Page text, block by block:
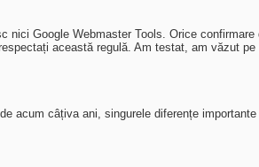
Google Webmaster Tools. Orice
această regulă. Am testat, am văzut
acum câțiva ani, singurele diferențe